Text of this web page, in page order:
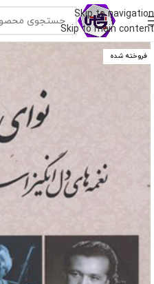
Skip to navigation
Skip to main content
فروخته شده